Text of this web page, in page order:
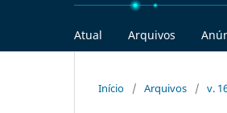
Atual Arquivos
Início / Arquivos / v.